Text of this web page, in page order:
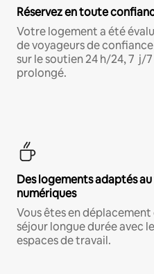
Réservez en toute
Votre logement a été
de voyageurs de
sur le soutien 24 h/24, 7 j/
prolongé.
Des logements adaptés
numériques
Vous êtes en
séjour longue durée avec
espaces de travail.